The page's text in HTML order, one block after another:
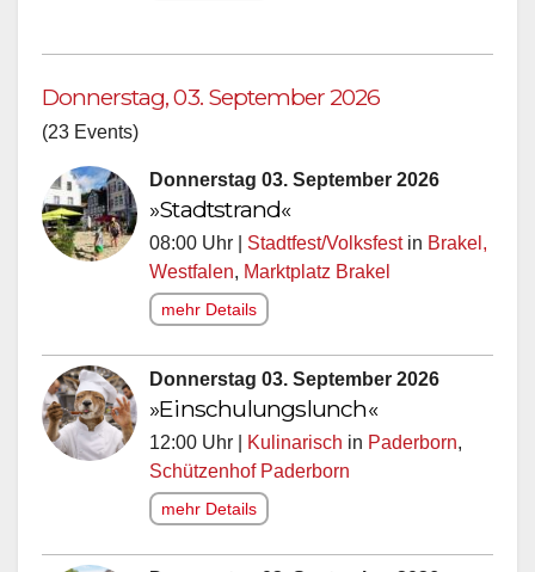
Donnerstag, 03. September 2026
(23 Events)
Donnerstag 03. September 2026
»Stadtstrand«
08:00 Uhr | Stadtfest/Volksfestin Brakel,
Westfalen, Marktplatz Brakel
mehr Details
Donnerstag 03. September 2026
»Einschulungslunch«
12:00 Uhr | Kulinarisch in Paderborn,
Schützenhof Paderborn
mehr Details